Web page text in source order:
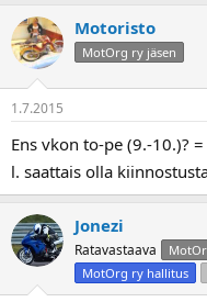
Motoristo
MotOrg ry jäsen
1.7.2015
Ens vkon to-pe (9.-10.)?
l. saattais olla
Jonezi
Ratavastaava
MotOrg ry hallitus